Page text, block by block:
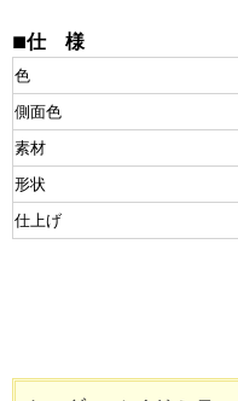
■仕 様
色
側面色
素材
形状
仕上げ